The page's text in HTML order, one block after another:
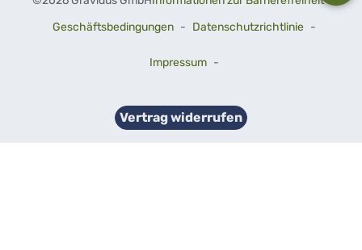
Geschäftsbedingungen - Datenschutzrichtlinie -
Impressum -
Vertrag widerrufen